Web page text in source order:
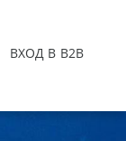
ВХОД В B2B